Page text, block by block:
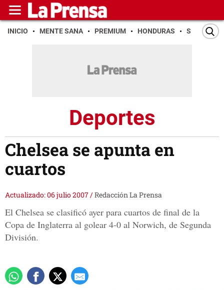
INICIO MENTE SANA PREMIUM HONDURAS SAN PEDRO
Deportes
Chelsea se apunta en
cuartos
Actualizado: 06 julio 2007/Redacción La Prensa
El Chelsea se clasificó ayer para cuartos de final de la
Copa de Inglaterra al golear 4-0 al Norwich, de Segunda
División.